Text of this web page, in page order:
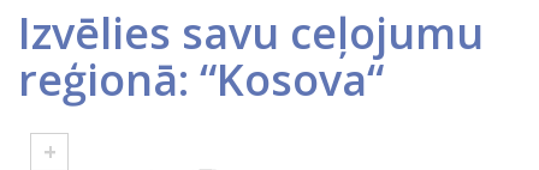
Izvēlies savu ceļojumu
reģionā: “Kosova“
+